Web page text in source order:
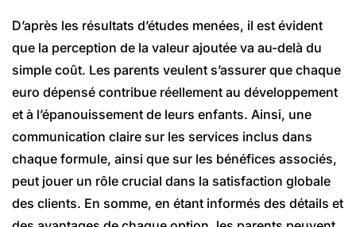
D’après les résultats d’études menées, il est évident
que la perception de la valeur ajoutée va au-delà du
simple coût. Les parents veulent s’assurer que chaque
euro dépensé contribue réellement au développement
et à l’épanouissement de leurs enfants. Ainsi, une
communication claire sur les services inclus dans
chaque formule, ainsi que sur les bénéfices associés,
peut jouer un rôle crucial dans la satisfaction globale
des clients. En somme, en étant informés des détails et